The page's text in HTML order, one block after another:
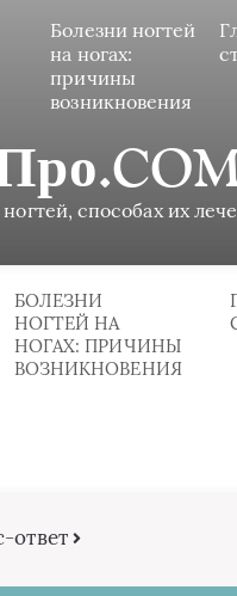
Болезни ногтей
на ногах:
причины
возникновения
способах их
БОЛЕЗНИ
НОГТЕЙ НА
НОГАХ: ПРИЧИНЫ
ВОЗНИКНОВЕНИЯ
ответ